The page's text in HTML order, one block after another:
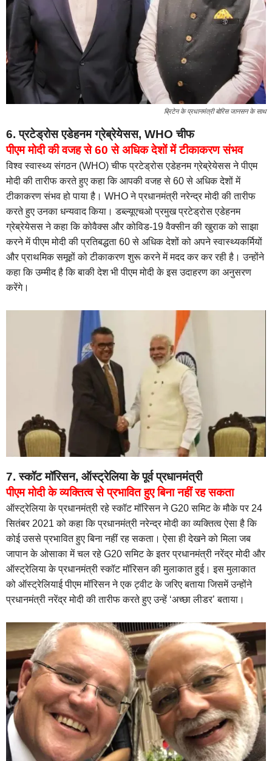
ब्रिटेन के प्रधानमंत्री बोरिस जानसन के साथ
6. प्रटेड्रोस एडेहनम ग्रेब्रेयेसस, WHO चीफ
पीएम मोदी की वजह से 60 से अधिक देशों में टीकाकरण संभव
विश्व स्वास्थ्य संगठन (WHO) चीफ प्रटेड्रोस एडेहनम ग्रेब्रेयेसस ने पीएम
मोदी की तारीफ करते हुए कहा कि आपकी वजह से 60 से अधिक देशों में
टीकाकरण संभव हो पाया है। WHO ने प्रधानमंत्री नरेन्द्र मोदी की तारीफ
करते हुए उनका धन्यवाद किया। डब्ल्यूएचओ प्रमुख प्रटेड्रोस एडेहनम
ग्रेब्रेयेसस ने कहा कि कोवैक्स और कोविड-19 वैक्सीन की खुराक को साझा
करने में पीएम मोदी की प्रतिबद्धता 60 से अधिक देशों को अपने स्वास्थ्यकर्मियों
और प्राथमिक समूहों को टीकाकरण शुरू करने में मदद कर कर रही है। उन्होंने
कहा कि उम्मीद है कि बाकी देश भी पीएम मोदी के इस उदाहरण का अनुसरण
करेंगे।
7. स्कॉट मॉरिसन, ऑस्ट्रेलिया के पूर्व प्रधानमंत्री
पीएम मोदी के व्यक्तित्व से प्रभावित हुए बिना नहीं रह सकता
ऑस्ट्रेलिया के प्रधानमंत्री रहे स्कॉट मॉरिसन ने G20 समिट के मौके पर 24
सितंबर 2021 को कहा कि प्रधानमंत्री नरेन्द्र मोदी का व्यक्तित्व ऐसा है कि
कोई उससे प्रभावित हुए बिना नहीं रह सकता। ऐसा ही देखने को मिला जब
जापान के ओसाका में चल रहे G20 समिट के इतर प्रधानमंत्री नरेंद्र मोदी और
ऑस्ट्रेलिया के प्रधानमंत्री स्कॉट मॉरिसन की मुलाकात हुई। इस मुलाकात
को ऑस्ट्रेलियाई पीएम मॉरिसन ने एक ट्वीट के जरिए बताया जिसमें उन्होंने
प्रधानमंत्री नरेंद्र मोदी की तारीफ करते हुए उन्हें ‘अच्छा लीडर’ बताया।